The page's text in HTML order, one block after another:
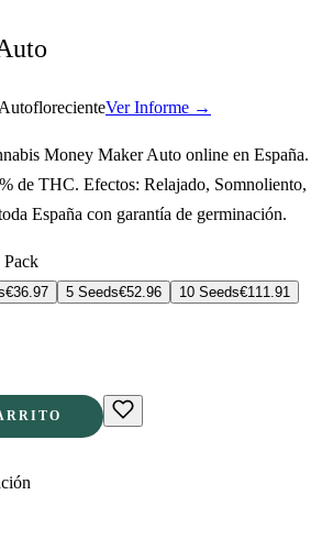
AutoflorecienteVer Informe →
Money Maker Auto online en España.
de THC. Efectos: Relajado, Somnoliento,
España con garantía de germinación.
Pack
€36.97 5 Seeds€52.96 10 Seeds€111.91